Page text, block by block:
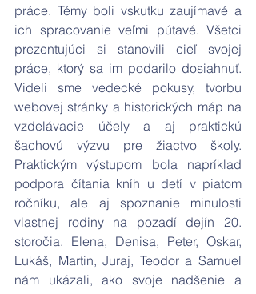
práce. Témy boli vskutku zaujímavé a
ich spracovanie veľmi pútavé. Všetci
prezentujúci si stanovili cieľ svojej
práce, ktorý sa im podarilo dosiahnuť.
Videli sme vedecké pokusy, tvorbu
webovej stránky a historických máp na
vzdelávacie účely a aj praktickú
šachovú výzvu pre žiactvo školy.
Praktickým výstupom bola napríklad
podpora čítania kníh u detí v piatom
ročníku, ale aj spoznanie minulosti
vlastnej rodiny na pozadí dejín 20.
storočia. Elena, Denisa, Peter, Oskar,
Lukáš, Martin, Juraj, Teodor a Samuel
nám ukázali, ako svoje nadšenie a